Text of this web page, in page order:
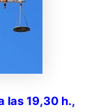
las 19,30 h.,